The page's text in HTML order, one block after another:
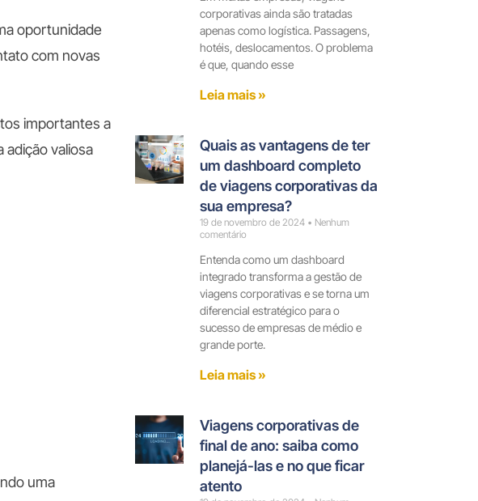
oportunidade
com novas
importantes a
valiosa
uma
corporativas ainda são tratadas
apenas como logística. Passagens,
hotéis, deslocamentos. O problema
é que, quando esse
Leia mais »
Quais as vantagens de ter
um dashboard completo
de viagens corporativas da
sua empresa?
19 de novembro de 2024
Nenhum
comentário
Entenda como um dashboard
integrado transforma a gestão de
viagens corporativas e se torna um
diferencial estratégico para o
sucesso de empresas de médio e
grande porte.
Leia mais »
Viagens corporativas de
final de ano: saiba como
planejá-las e no que ficar
atento